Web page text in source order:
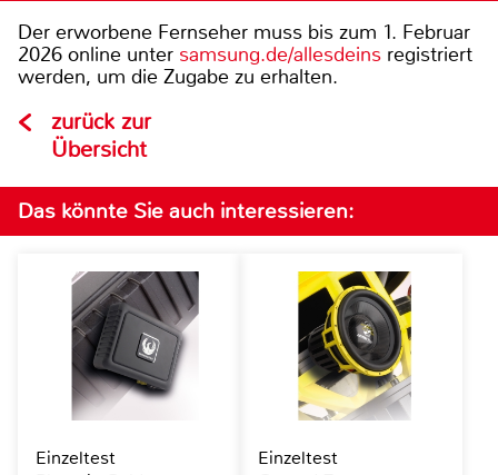
Der erworbene Fernseher muss bis zum 1. Februar
2026 online unter samsung.de/allesdeins registriert
werden, um die Zugabe zu erhalten.
zurück zur
Übersicht
Das könnte Sie auch interessieren:
Einzeltest
Einzeltest